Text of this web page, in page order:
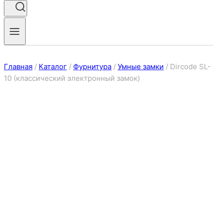
Главная / Каталог / Фурнитура / Умные замки / Dircode SL-
10 (классический электронный замок)